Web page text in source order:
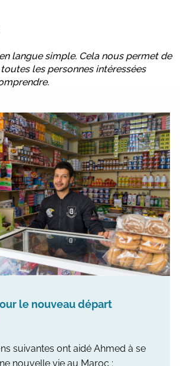
langue simple. Cela nous permet de
les personnes intéressées
le nouveau départ
suivantes ont aidé Ahmed à se
nouvelle vie au Maroc :